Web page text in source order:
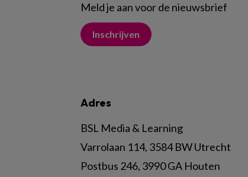
Meld je aan voor de nieuwsbrief
Inschrijven
Adres
BSL Media & Learning
Varrolaan 114, 3584 BW Utrecht
Postbus 246, 3990 GA Houten